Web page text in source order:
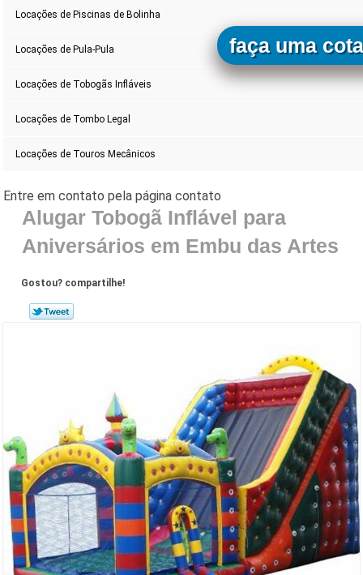
Locações de Piscinas de Bolinha
Locações de Pula-Pula
Locações de Tobogãs Infláveis
Locações de Tombo Legal
Locações de Touros Mecânicos
Alugar Tobogã Inflável para
Aniversários em Embu das Artes
Gostou? compartilhe!
faça uma